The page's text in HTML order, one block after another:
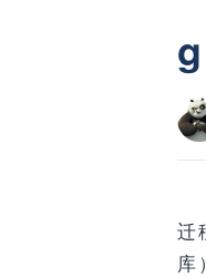
迁
库